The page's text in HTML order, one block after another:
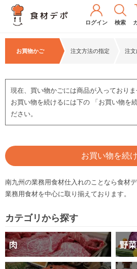
ログイン 検索
お買物かご 注文方法の指定 注文
現在、買い物かごには商品が入っておりま
お買い物を続けるには下の 「お買い物を
ださい。
お買い物を続
南九州の業務用食材仕入れのことなら食材
業務用食材を中心に取り揃えております。
カテゴリから探す